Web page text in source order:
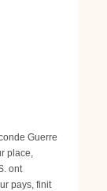
Guerre
place,
ont
pays, finit